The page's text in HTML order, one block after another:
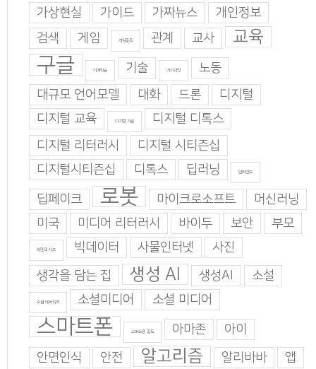
가상현실 가이드 가짜뉴스
개인정보
검색
게임 게임중독 관계 교사 교육
구글 기계학습 기술 기지과인
노동
대규모 언어모델
대화 드론
디지털
디지털 교육
디지털 기술
디지털 디톡스
디지털 리터러시
디지털 시티즌십
디지털시티즌십
디톡스 딥러닝 딥마인드
딥페이크 로봇 마이크로소프트
머신러닝
미국
미디어 리터러시 바이두 보안 부모
비판적 사고 빅데이터 사물인터넷
사진
생각을 담는 집
생성 AI 생성AI 소설
소셜 네트워크 소셜미디어 소셜 미디어
스마트폰 스마트폰 중독 아마존
아이
안면인식
안전 알고리즘 알리바바
앱